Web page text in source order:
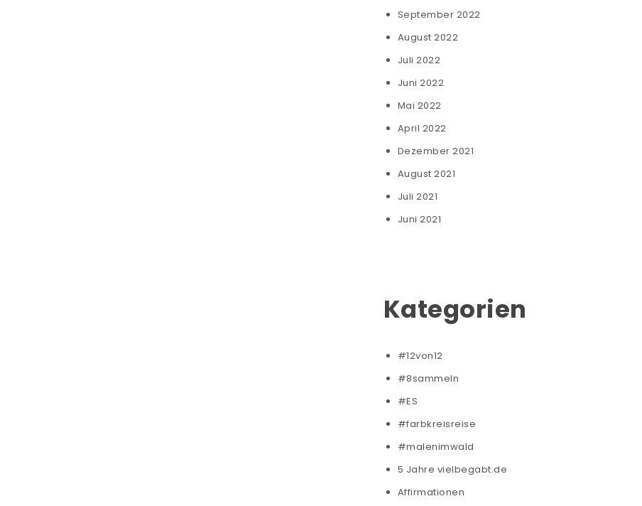
September 2022
August 2022
Juli 2022
Juni 2022
Mai 2022
April 2022
Dezember 2021
August 2021
Juli 2021
Juni 2021
Kategorien
#12von12
#8sammeln
#ES
#farbkreisreise
#malenimwald
5 Jahre vielbegabt.de
Affirmationen